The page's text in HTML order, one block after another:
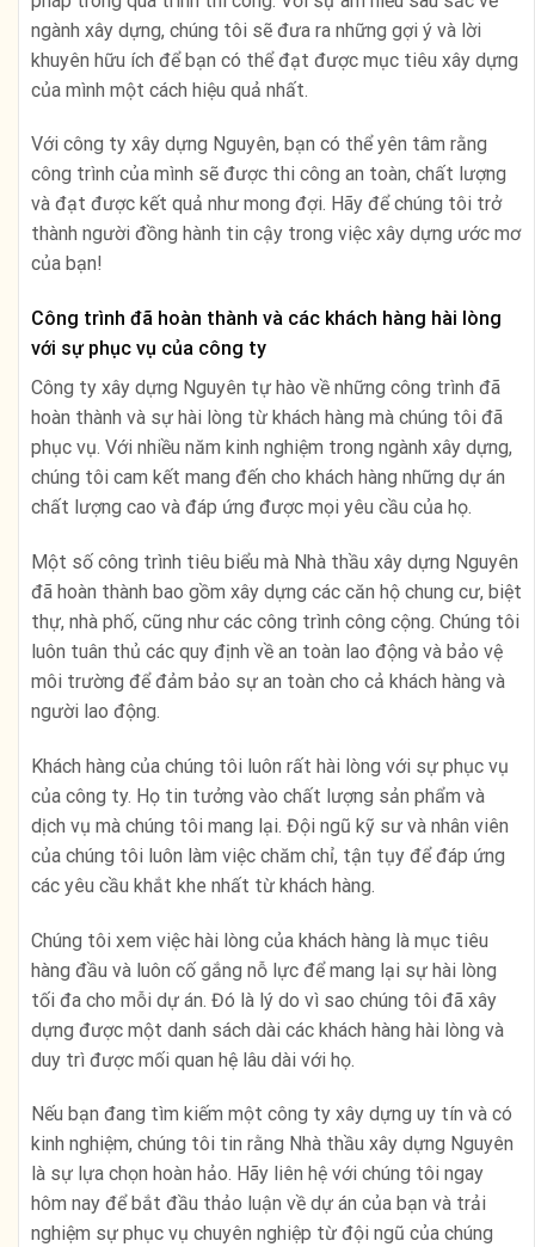
ngành xây dựng, chúng tôi sẽ đưa ra những gợi ý và lời
khuyên hữu ích để bạn có thể đạt được mục tiêu xây dựng
của mình một cách hiệu quả nhất.
Với công ty xây dựng Nguyên, bạn có thể yên tâm rằng
công trình của mình sẽ được thi công an toàn, chất lượng
và đạt được kết quả như mong đợi. Hãy để chúng tôi trở
thành người đồng hành tin cậy trong việc xây dựng ước mơ
của bạn!
Công trình đã hoàn thành và các khách hàng hài lòng
với sự phục vụ của công ty
Công ty xây dựng Nguyên tự hào về những công trình đã
hoàn thành và sự hài lòng từ khách hàng mà chúng tôi đã
phục vụ. Với nhiều năm kinh nghiệm trong ngành xây dựng,
chúng tôi cam kết mang đến cho khách hàng những dự án
chất lượng cao và đáp ứng được mọi yêu cầu của họ.
Một số công trình tiêu biểu mà Nhà thầu xây dựng Nguyên
đã hoàn thành bao gồm xây dựng các căn hộ chung cư, biệt
thự, nhà phố, cũng như các công trình công cộng. Chúng tôi
luôn tuân thủ các quy định về an toàn lao động và bảo vệ
môi trường để đảm bảo sự an toàn cho cả khách hàng và
người lao động.
Khách hàng của chúng tôi luôn rất hài lòng với sự phục vụ
của công ty. Họ tin tưởng vào chất lượng sản phẩm và
dịch vụ mà chúng tôi mang lại. Đội ngũ kỹ sư và nhân viên
của chúng tôi luôn làm việc chăm chỉ, tận tụy để đáp ứng
các yêu cầu khắt khe nhất từ khách hàng.
Chúng tôi xem việc hài lòng của khách hàng là mục tiêu
hàng đầu và luôn cố gắng nỗ lực để mang lại sự hài lòng
tối đa cho mỗi dự án. Đó là lý do vì sao chúng tôi đã xây
dựng được một danh sách dài các khách hàng hài lòng và
duy trì được mối quan hệ lâu dài với họ.
Nếu bạn đang tìm kiếm một công ty xây dựng uy tín và có
kinh nghiệm, chúng tôi tin rằng Nhà thầu xây dựng Nguyên
là sự lựa chọn hoàn hảo. Hãy liên hệ với chúng tôi ngay
hôm nay để bắt đầu thảo luận về dự án của bạn và trải
nghiệm sự phục vụ chuyên nghiệp từ đội ngũ của chúng